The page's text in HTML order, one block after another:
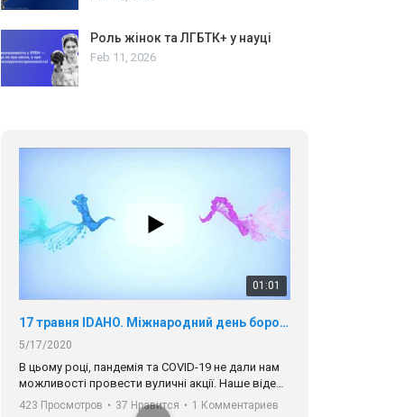
Роль жінок та ЛГБТК+ у науці
Feb 11, 2026
01:01
17 травня IDAHO. Міжнародний день боротьби з гомофобією трансфобією і біфобія.
5/17/2020
В цьому році, пандемія та COVІD-19 не дали нам
можливості провести вуличні акції. Наше відео-
звернення про те, що навіть коли ми у різних
423 Просмотров • 37 Нравится • 1 Комментариев